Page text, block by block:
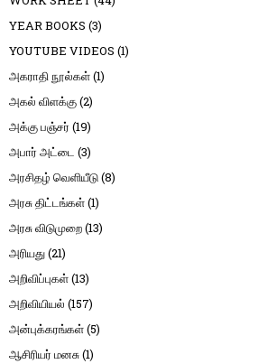
YEAR BOOKS (3)
YOUTUBE VIDEOS (1)
அகராதி நூல்கள்(1)
அகல் விளக்கு(2)
அக்கு பஞ்சர் (19)
அபார் அட்டை (3)
அரசிதழ் வெளியீடு(8)
அரசு திட்டங்கள்(1)
அரசு விடுமுறை(13)
அரியது(21)
அறிவிப்புகள்(13)
அறிவியியல் (157)
அன்புக்கரங்கள்(5)
ஆசிரியர் மனசு(1)